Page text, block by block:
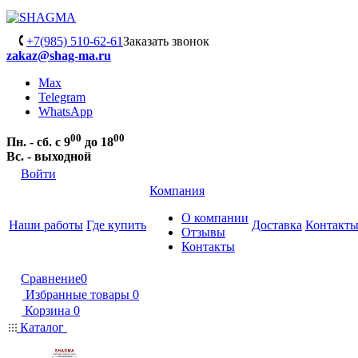
+7(985) 510-62-61Заказать звонок
zakaz@shag-ma.ru
Max
Telegram
WhatsApp
Пн. - сб. с 900 до 1800
Вс. - выходной
Войти
Наши работы Где купить
Компания
О компании
Отзывы
Контакты
Доставка Контакты
Сравнение0
Избранные товары 0
Корзина 0
Каталог